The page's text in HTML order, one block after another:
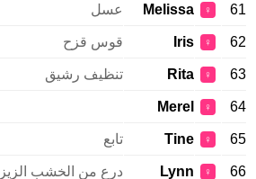
61
♀
Melissa عسل
62
♀
Iris قوس قزح
63
♀
Rita تنظيف رشيق
64
♀
Merel
65
♀
Tine تابع
66
♀
Lynn درع من الخشب